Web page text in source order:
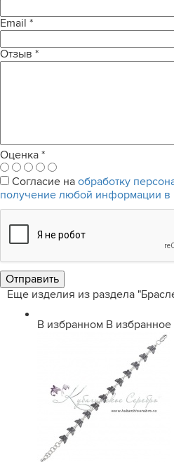
Email *
Отзыв *
Оценка *
Согласие на обработку
получение любой информации
Еще изделия из раздела
В избранном В избранное